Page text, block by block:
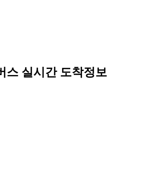
스 실시간 도착정보